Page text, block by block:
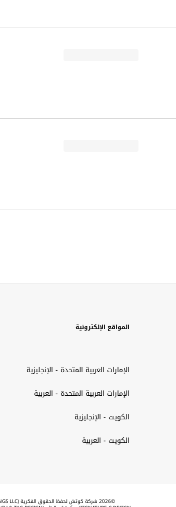
المواقع الإلكترونية
الإمارات العربية المتحدة - الإنجليزية
الإمارات العربية المتحدة - العربية
الكويت - الإنجليزية
الكويت - العربية